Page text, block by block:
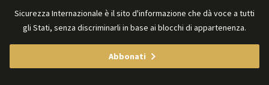
Sicurezza Internazionale è il sito d'informazione che dà voce a tutti
gli Stati, senza discriminarli in base ai blocchi di appartenenza.
Abbonati